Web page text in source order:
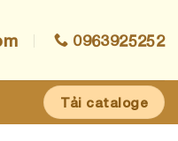
0963925252
Tải cataloge